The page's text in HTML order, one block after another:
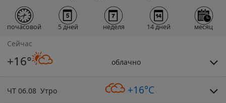
почасовой 5 дней неделя 14 дней месяц
Сейчас
+16° облачно
ЧТ 06.08 Утро +16°C